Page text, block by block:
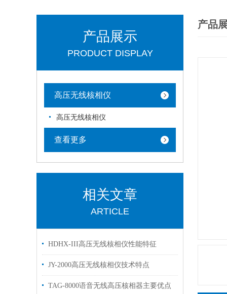
产品展示
PRODUCT DISPLAY
高压无线核相仪
高压无线核相仪
查看更多
相关文章
ARTICLE
HDHX-III高压无线核相仪性能特征
JY-2000高压无线核相仪技术特点
TAG-8000语音无线高压核相器主要优点
产品